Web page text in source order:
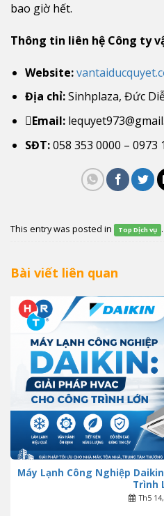
bao giờ hết.
Thông tin liên hệ Công ty
Website:
Địa chỉ:Sinhplaza, Đức
Email:
SĐT:058 353 0000 – 0973
This entry was posted in Top Dịch vụ
Bài viết liên quan
Máy Lạnh Công Nghiệp
Trình
Th5